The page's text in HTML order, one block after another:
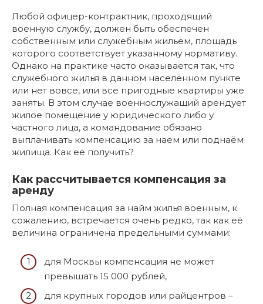
Любой офицер-контрактник, проходящий
военную службу, должен быть обеспечен
собственным или служебным жильём, площадь
которого соответствует указанному нормативу.
Однако на практике часто оказывается так, что
служебного жилья в данном населённом пункте
или нет вовсе, или все пригодные квартиры уже
заняты. В этом случае военнослужащий арендует
жилое помещение у юридического либо у
частного лица, а командование обязано
выплачивать компенсацию за наем или поднаём
жилища. Как её получить?
Как рассчитывается компенсация за
аренду
Полная компенсация за найм жилья военным, к
сожалению, встречается очень редко, так как её
величина ограничена предельными суммами:
для Москвы компенсация не может
превышать 15 000 рублей,
для крупных городов или райцентров –